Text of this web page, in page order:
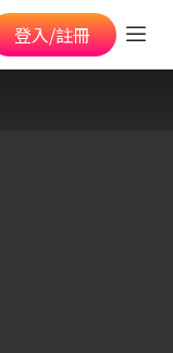
登入/註冊